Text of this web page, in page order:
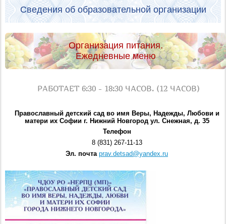
Сведения об образовательной организации
Организация питания.
Ежедневные меню
РАБОТАЕТ 6:30 - 18:30 ЧАСОВ. (12 ЧАСОВ)
Православный детский сад во имя Веры, Надежды, Любови и
матери их Софии г. Нижний Новгород ул. Снежная, д. 35
Телефон
8 (831) 267-11-13
Эл. почта prav.detsad@yandex.ru